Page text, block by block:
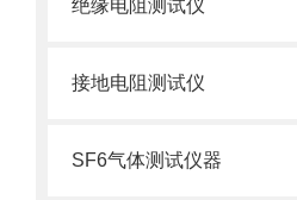
绝缘电阻测试仪
接地电阻测试仪
SF6气体测试仪器